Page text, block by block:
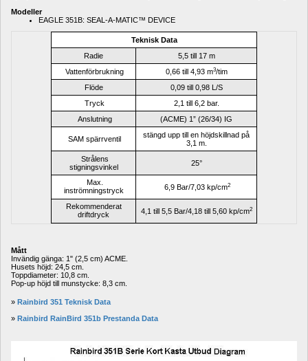
Modeller
EAGLE 351B: SEAL-A-MATIC™ DEVICE
Teknisk Data
Radie
5,5 till 17 m
Vattenförbrukning
0,66 till 4,93 m3/tim
Flöde
0,09 till 0,98 L/S
Tryck
2,1 till 6,2 bar.
Anslutning
(ACME) 1” (26/34) IG
SAM spärrventil
stängd upp till en höjdskillnad på
3,1 m.
Strålens
stigningsvinkel
25°
Max.
inströmningstryck
6,9 Bar/7,03 kp/cm2
Rekommenderat
driftdryck
4,1 till 5,5 Bar/4,18 till 5,60 kp/cm2
Mått
Invändig gänga: 1" (2,5 cm) ACME.
Husets höjd: 24,5 cm.
Toppdiameter: 10,8 cm.
Pop-up höjd till munstycke: 8,3 cm.
» Rainbird 351 Teknisk Data
» Rainbird RainBird 351b Prestanda Data